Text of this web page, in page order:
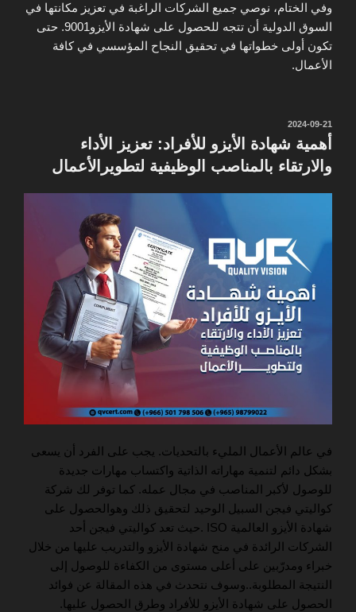
وفي الختام، نوصي جميع الشركات الراغبة في تعزيز مكانتها في
السوق الدولية أن تتجه للحصول على شهادة الأيزو9001. حتى
تكون أولى خطواتها في تحقيق النجاح المؤسسي في كافة
الأعمال.
نُشر
في
2024-09-21
أهمية شهادة الأيزو للأفراد: تعزيز الأداء
والارتقاء بالمناصب الوظيفية لتطويرالأعمال
في عالم الأعمال المليء بالتحديات. يجب على الفرد أن يسعى
بشكل دائم لتنمية مهاراته الذاتية واكتساب مهارات جديدة
لوصول لأكبر المناصب في مجال عمله. كما توفر لك شركة
كواليتي فيجن السبيل الوحيد لتحقيق ذلك وهوالحصول على
شهادة الأيزو العالمية ISO .
حيث تعد كواليتي فيجن أحد
الشركات الرائدة في منح شهادة الأيزو والتدريب عليها من خلال
خبراء ومدرّبين على أعلى مستوى من الكفاءة للوصول إلى
النتيجة المطلوبة..وسوف نتحدث في هذه المقالة عن فوائد
الحصول على شهادة الأيزو للأفراد وطرق الحصول عليها.